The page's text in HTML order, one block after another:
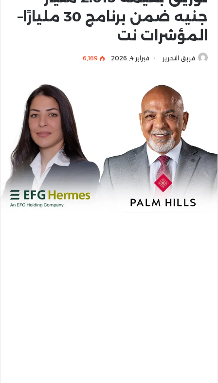
جنيه ضمن برنامج 30 مليارًا–
المؤشرات نت
فريق التحرير فبراير 4, 2026 6٬169